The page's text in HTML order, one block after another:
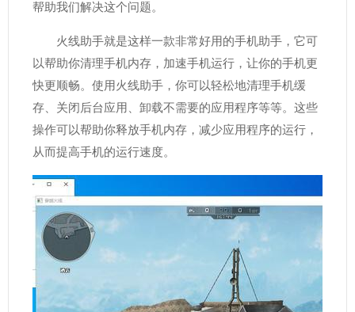
帮助我们解决这个问题。
火线助手就是这样一款非常好用的手机助手，它可
以帮助你清理手机内存，加速手机运行，让你的手机更
快更顺畅。使用火线助手，你可以轻松地清理手机缓
存、关闭后台应用、卸载不需要的应用程序等等。这些
操作可以帮助你释放手机内存，减少应用程序的运行，
从而提高手机的运行速度。